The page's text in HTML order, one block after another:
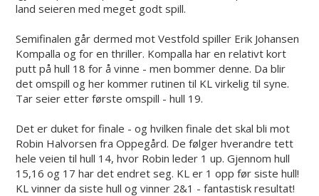
land seieren med meget godt spill.
Semifinalen går dermed mot Vestfold spiller Erik Johansen
Kompalla og for en thriller. Kompalla har en relativt kort
putt på hull 18 for å vinne - men bommer denne. Da blir
det omspill og her kommer rutinen til KL virkelig til syne.
Tar seier etter første omspill - hull 19.
Det er duket for finale - og hvilken finale det skal bli mot
Robin Halvorsen fra Oppegård. De følger hverandre tett
hele veien til hull 14, hvor Robin leder 1 up. Gjennom hull
15,16 og 17 har det endret seg. KL er 1 opp før siste hull!
KL vinner da siste hull og vinner 2&1 - fantastisk resultat!